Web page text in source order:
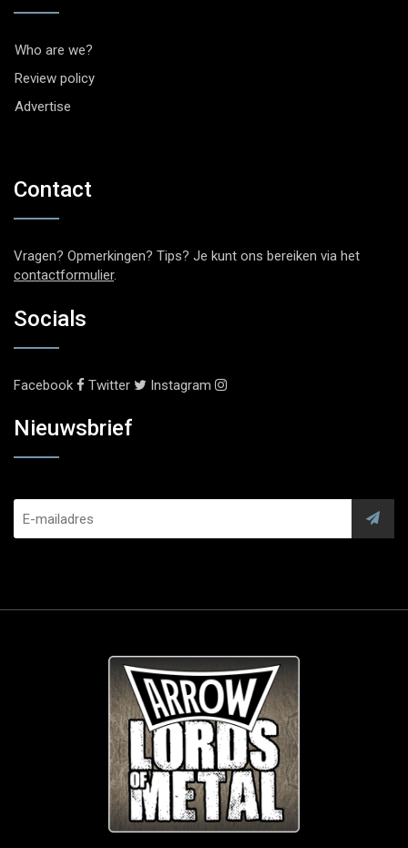
Who are we?
Review policy
Advertise
Contact
Vragen? Opmerkingen? Tips? Je kunt ons bereiken via het
contactformulier.
Socials
Facebook Twitter Instagram
Nieuwsbrief